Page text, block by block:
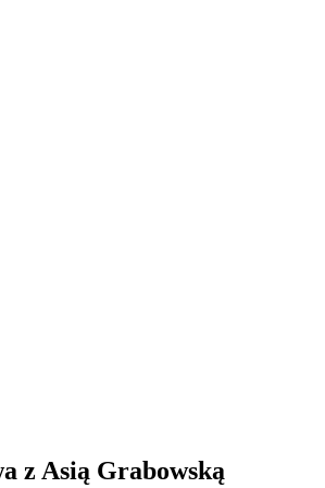
z Asią Grabowską